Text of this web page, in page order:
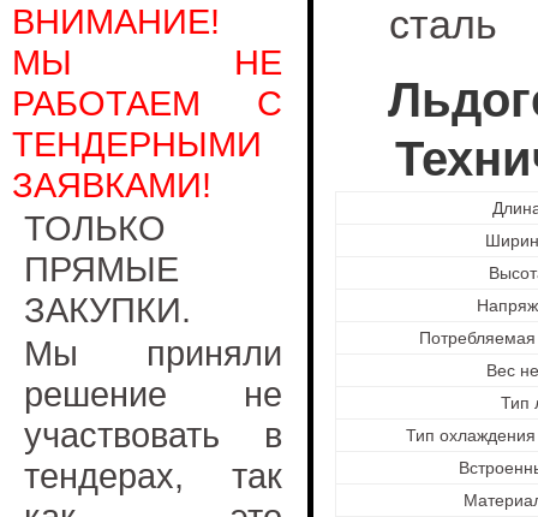
ВНИМАНИЕ!
МЫ НЕ
РАБОТАЕМ С
ТЕНДЕРНЫМИ
ЗАЯВКАМИ!
ТОЛЬКО
ПРЯМЫЕ
ЗАКУПКИ.
Мы приняли
решение не
участвовать в
тендерах, так
сталь
Вес
Тип
Тип охлаждения